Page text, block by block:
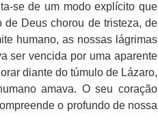
se de um modo explícito que
Deus chorou de tristeza, de
humano, as nossas lágrimas
ser vencida por uma aparente
diante do túmulo de Lázaro,
amava. O seu coração
o profundo de nossa